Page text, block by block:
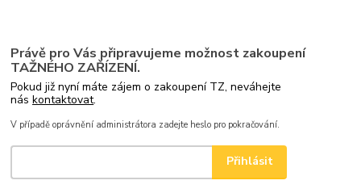
Právě pro Vás připravujeme možnost zakoupení
TAŽNÉHO ZAŘÍZENÍ.
Pokud již nyní máte zájem o zakoupení TZ, neváhejte
náskontaktovat.
V případě oprávnění administrátora zadejte heslo pro pokračování.